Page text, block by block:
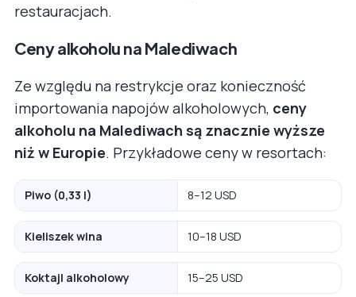
restauracjach.
Ceny alkoholu na Malediwach
Ze względu na restrykcje oraz konieczność
importowania napojów alkoholowych, ceny
alkoholu na Malediwach są znacznie wyższe
niż w Europie. Przykładowe ceny w resortach:
Piwo (0,33 l) 8–12 USD
Kieliszek wina 10–18 USD
Koktajl alkoholowy 15–25 USD